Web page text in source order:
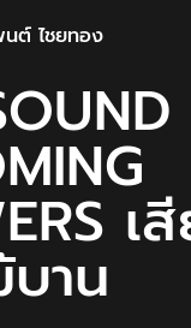
ไชยทอง
เ
าน